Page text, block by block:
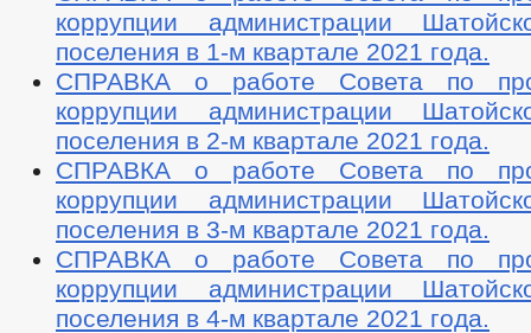
коррупции администрации
поселения в 1-м квартале 2021 года.
СПРАВКА о работе Совета по
коррупции администрации
поселения в 2-м квартале 2021 года.
СПРАВКА о работе Совета по
коррупции администрации
поселения в 3-м квартале 2021 года.
СПРАВКА о работе Совета по
коррупции администрации
поселения в 4-м квартале 2021 года.